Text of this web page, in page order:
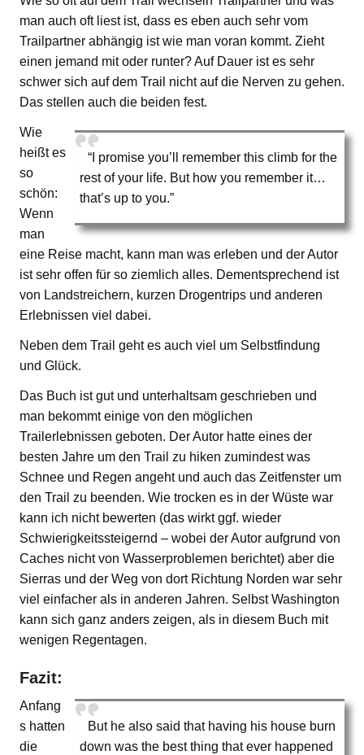
man auch oft liest ist, dass es eben auch sehr vom
Trailpartner abhängig ist wie man voran kommt. Zieht
einen jemand mit oder runter? Auf Dauer ist es sehr
schwer sich auf dem Trail nicht auf die Nerven zu gehen.
Das stellen auch die beiden fest.
“I promise you’ll remember this climb for the
rest of your life. But how you remember it…
that’s up to you.”
Wie
heißt es
so
schön:
Wenn
man
eine Reise macht, kann man was erleben und der Autor
ist sehr offen für so ziemlich alles. Dementsprechend ist
von Landstreichern, kurzen Drogentrips und anderen
Erlebnissen viel dabei.
Neben dem Trail geht es auch viel um Selbstfindung
und Glück.
Das Buch ist gut und unterhaltsam geschrieben und
man bekommt einige von den möglichen
Trailerlebnissen geboten. Der Autor hatte eines der
besten Jahre um den Trail zu hiken zumindest was
Schnee und Regen angeht und auch das Zeitfenster um
den Trail zu beenden. Wie trocken es in der Wüste war
kann ich nicht bewerten (das wirkt ggf. wieder
Schwierigkeitssteigernd – wobei der Autor aufgrund von
Caches nicht von Wasserproblemen berichtet) aber die
Sierras und der Weg von dort Richtung Norden war sehr
viel einfacher als in anderen Jahren. Selbst Washington
kann sich ganz anders zeigen, als in diesem Buch mit
wenigen Regentagen.
Fazit:
But he also said that having his house burn
down was the best thing that ever happened
Anfang
s hatten
die